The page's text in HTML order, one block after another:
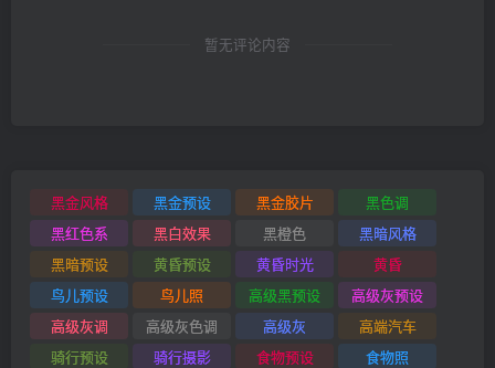
暂无评论内容
黑金风格 黑金预设 黑金胶片
黑色调
黑红色系
黑白效果 黑橙色
黑暗风格
黑暗预设
黄昏预设 黄昏时光
黄昏
鸟儿预设
鸟儿照 高级黑预设
高级灰预设
高级灰调
高级灰色调 高级灰
高端汽车
骑行预设
骑行摄影 食物预设
食物照